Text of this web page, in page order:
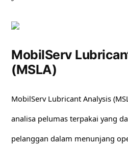
MobilServ
(MSLA)
MobilServ Lubricant Analysis
analisa pelumas terpakai yang
pelanggan dalam menunjang